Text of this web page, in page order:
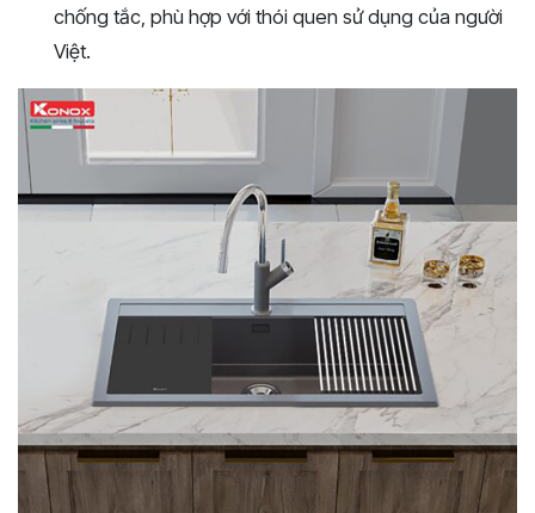
chống tắc, phù hợp với thói quen sử dụng của người
Việt.